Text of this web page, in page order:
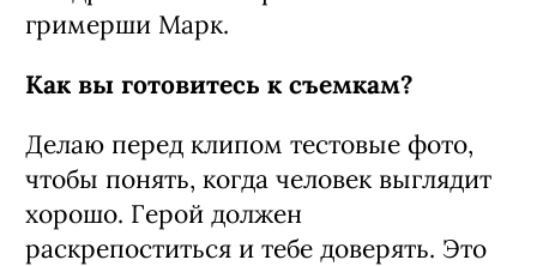
гримерши Марк.
Как вы готовитесь к съемкам?
Делаю перед клипом тестовые фото,
чтобы понять, когда человек выглядит
хорошо. Герой должен
раскрепоститься и тебе доверять. Это